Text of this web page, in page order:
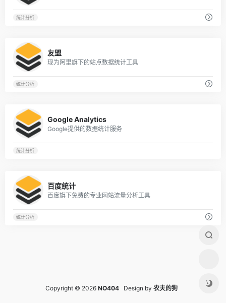
统计分析
友盟
现为阿里旗下的站点数据统计工具
统计分析
Google Analytics
Google提供的数据统计服务
统计分析
百度统计
百度旗下免费的专业网站流量分析工具
统计分析
Copyright © 2026 NO404 Design by 农夫的狗